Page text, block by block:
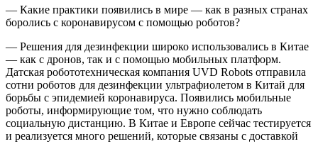
— Какие практики появились в мире — как в разных странах
боролись с коронавирусом с помощью роботов?
— Решения для дезинфекции широко использовались в Китае
— как с дронов, так и с помощью мобильных платформ.
Датская робототехническая компания UVD Robots отправила
сотни роботов для дезинфекции ультрафиолетом в Китай для
борьбы с эпидемией коронавируса. Появились мобильные
роботы, информирующие том, что нужно соблюдать
социальную дистанцию. В Китае и Европе сейчас тестируется
и реализуется много решений, которые связаны с доставкой